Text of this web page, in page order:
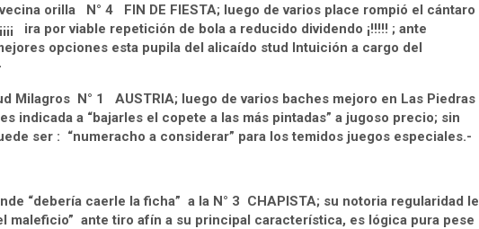
orilla N° 4 FIN DE FIESTA; luego de varios place rompió el cántaro
ira por viable repetición de bola a reducido dividendo ¡!!!!! ; ante
opciones esta pupila del alicaído stud Intuición a cargo del
Milagros N° 1 AUSTRIA; luego de varios baches mejoro en Las Piedras
indicada a “bajarles el copete a las más pintadas” a jugoso precio; sin
ser : “numeracho a considerar” para los temidos juegos especiales.-
“debería caerle la ficha” a la N° 3 CHAPISTA; su notoria regularidad le
maleficio” ante tiro afín a su principal característica, es lógica pura pese